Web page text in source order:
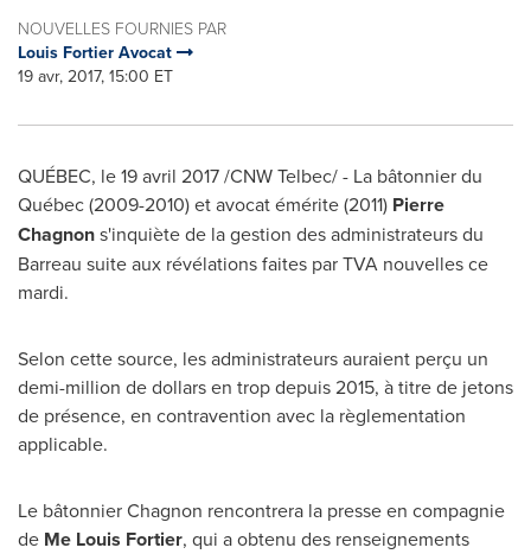
NOUVELLES FOURNIES PAR
Louis Fortier Avocat
19 avr, 2017, 15:00 ET
QUÉBEC, le 19 avril 2017 /CNW Telbec/ - La bâtonnier du
Québec (2009-2010) etavocat émérite (2011) Pierre
Chagnons'inquiète de la gestion des administrateurs du
Barreau suite aux révélations faites par TVA nouvelles ce
mardi.
Selon cette source, les administrateurs auraient perçu un
demi-million de dollars en trop depuis 2015, à titre de jetons
de présence, en contravention avec la règlementation
applicable.
Le bâtonnier Chagnon rencontrera la presse en compagnie
de Me Louis Fortier, qui a obtenu des renseignements